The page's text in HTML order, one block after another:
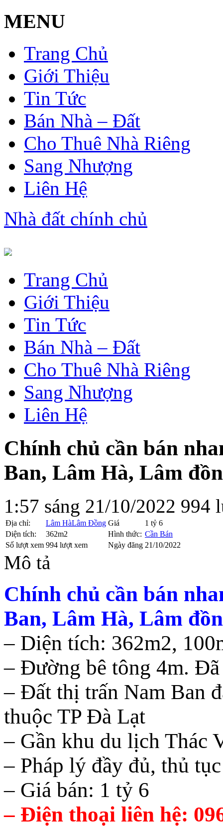
MENU
Trang Chủ
Giới Thiệu
Tin Tức
Bán Nhà – Đất
Cho Thuê Nhà Riêng
Sang Nhượng
Liên Hệ
Nhà đất chính chủ
Trang Chủ
Giới Thiệu
Tin Tức
Bán Nhà – Đất
Cho Thuê Nhà Riêng
Sang Nhượng
Liên Hệ
Chính chủ cần bán
Ban, Lâm Hà, Lâm
1:57 sáng 21/10/2022 994
Địa chỉ: Lâm HàLâm Đồng Giá
1 tỷ 6
Diện tích:
362m2 Hình thức: Cần Bán
Số lượt xem 994 lượt xem Ngày đăng 21/10/2022
Mô tả
Chính chủ cần bán
Ban, Lâm Hà, Lâm
– Diện tích: 362m2,
– Đường bê tông 4m.
– Đất thị trấn Nam Ban
thuộc TP Đà Lạt
– Gần khu du lịch Thác
– Pháp lý đầy đủ, thủ
– Giá bán: 1 tỷ 6
– Điện thoại liên hệ: